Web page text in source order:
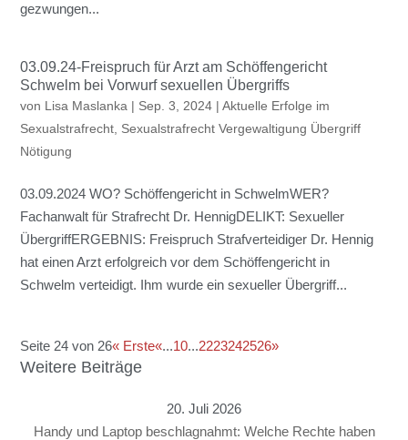
gezwungen...
03.09.24-Freispruch für Arzt am Schöffengericht
Schwelm bei Vorwurf sexuellen Übergriffs
von Lisa Maslanka | Sep. 3, 2024 |Aktuelle Erfolge im
Sexualstrafrecht Sexualstrafrecht Vergewaltigung Übergriff
Nötigung
03.09.2024 WO? Schöffengericht in SchwelmWER?
Fachanwalt für Strafrecht Dr. HennigDELIKT: Sexueller
ÜbergriffERGEBNIS: Freispruch Strafverteidiger Dr. Hennig
hat einen Arzt erfolgreich vor dem Schöffengericht in
Schwelm verteidigt. Ihm wurde ein sexueller Übergriff...
Seite 24 von 26« Erste«...10...2223242526»
Weitere Beiträge
20. Juli 2026
Handy und Laptop beschlagnahmt: Welche Rechte haben